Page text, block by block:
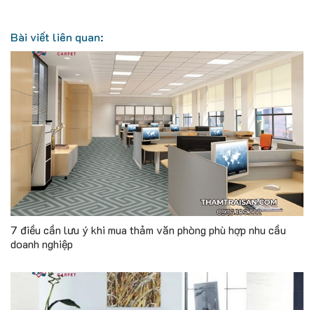
Bài viết liên quan:
7 điều cần lưu ý khi mua thảm văn phòng phù hợp nhu cầu
doanh nghiệp